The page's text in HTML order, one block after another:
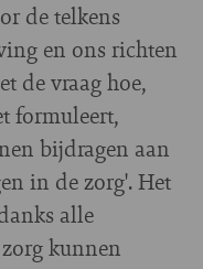
de telkens
en ons richten
de vraag hoe,
formuleert,
bijdragen aan
in de zorg'. Het
alle
kunnen